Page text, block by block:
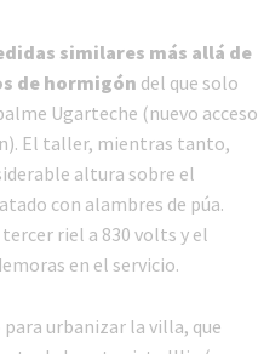
similares más allá de
de hormigón del que solo
Ugarteche (nuevo acceso
El taller, mientras tanto,
altura sobre el
con alambres de púa.
riel a 830 volts y el
en el servicio.
urbanizar la villa, que